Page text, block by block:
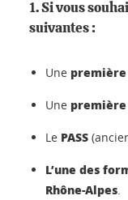
1. Si vous
suivantes :
Une première
Une première
Le PASS
L’une des
Rhône-Alpes.